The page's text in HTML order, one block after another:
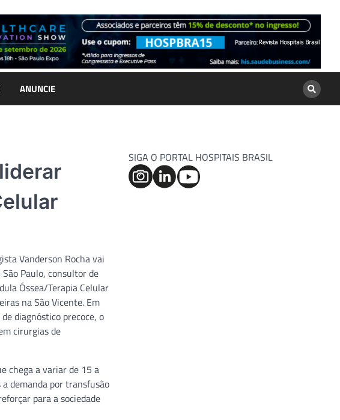
ANUNCIE
Vanderson Rocha vai
Paulo, consultor de
Óssea/Terapia Celular
na São Vicente. Em
diagnóstico precoce, o
cirurgias de
chega a variar de 15 a
a demanda por transfusão
para a sociedade
SIGA O PORTAL HOSPITAIS BRASIL